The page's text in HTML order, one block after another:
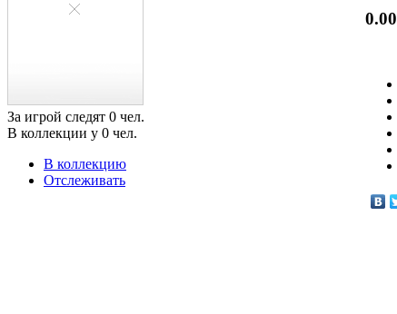
За игрой следят 0 чел.
В коллекции у 0 чел.
В коллекцию
Отслеживать
0.00